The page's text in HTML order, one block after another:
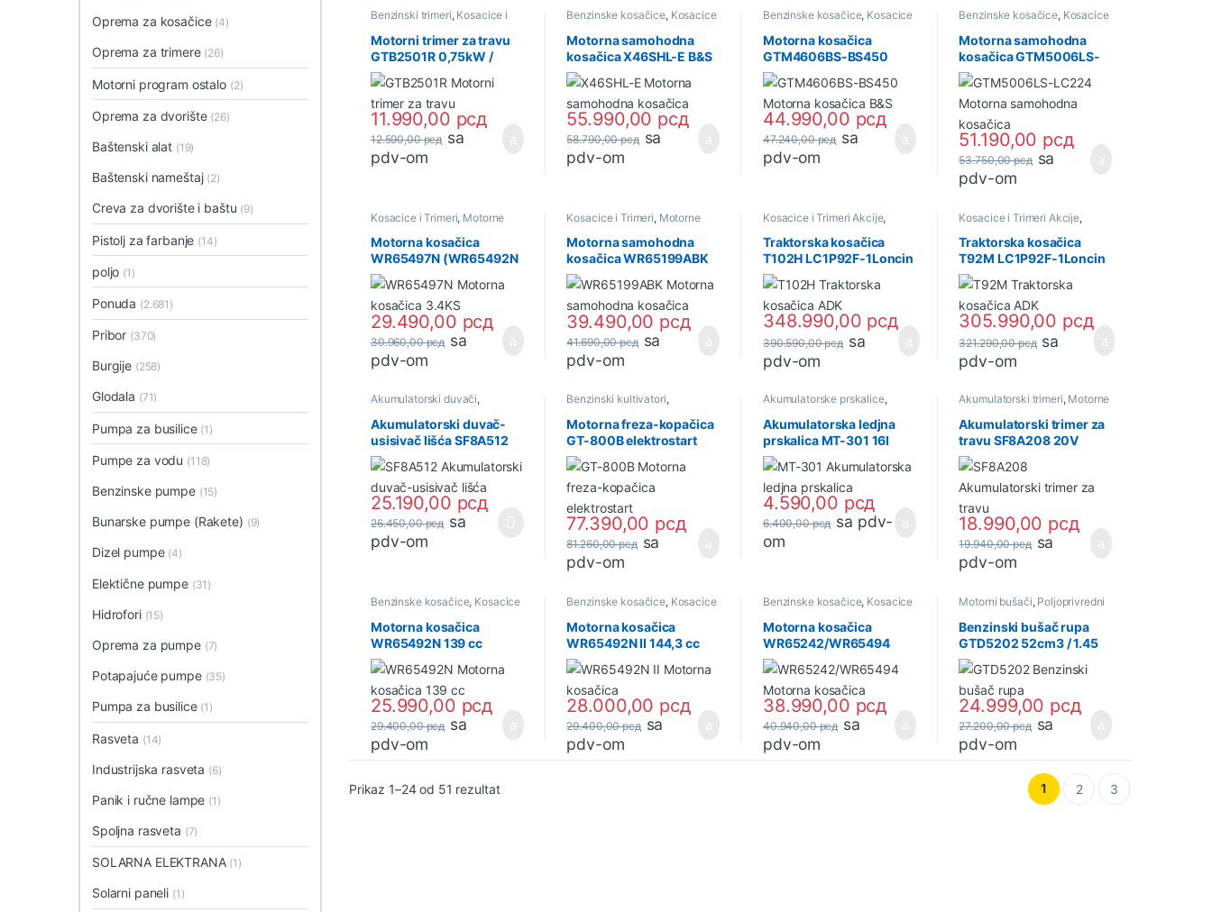
Benzinski trimeri, Kosacice i
Motorni trimer za travu
GTB2501R 0,75kW /
1,2KS (32827) ADK
11.990,00 рсд
12.590,00рсд sa
pdv-om
Benzinske kosačice, Kosacice
Motorna samohodna
kosačica X46SHL-E B&S
2,6KS (33610) ADK
55.990,00 рсд
58.790,00рсд sa
pdv-om
Benzinske kosačice, Kosacice
Motorna kosačica
GTM4606BS-BS450
Briggs&Stratton 2,3KS
(33609) ADK
44.990,00 рсд
47.240,00рсд sa
pdv-om
Benzinske kosačice, Kosacice
Motorna samohodna
kosačica GTM5006LS-
LC224 6.1KS (33612)
ADK
51.190,00 рсд
53.750,00рсд sa
pdv-om
Kosacice i Trimeri, Motorne
Motorna kosačica
WR65497N (WR65492N
II) 3,4KS (30911) ADK
29.490,00 рсд
30.960,00рсд sa
pdv-om
Kosacice i Trimeri, Motorne
Motorna samohodna
kosačica WR65199ABK
3.4KS (29884) ADK
39.490,00 рсд
41.690,00рсд sa
pdv-om
Kosacice i Trimeri Akcije,
Traktorska kosačica
T102H LC1P92F-1Loncin
12,5KS (33615) ADK
348.990,00 рсд
390.590,00рсд sa
pdv-om
Kosacice i Trimeri Akcije,
Traktorska kosačica
T92M LC1P92F-1Loncin
12,5 KS (33614) ADK
305.990,00 рсд
321.290,00рсд sa
pdv-om
Akumulatorski duvači,
Akumulatorski duvač-
usisivač lišća SF8A512
40V (32847) ADK
25.190,00 рсд
26.450,00рсд sa
pdv-om
Benzinski kultivatori,
Poljoprivredni alati i oprema
Motorna freza-kopačica
GT-800B elektrostart
212cm3 (32826) ADK
77.390,00 рсд
81.260,00рсд sa
pdv-om
Akumulatorske prskalice,
Akumulatorski alat
Akumulatorska ledjna
prskalica MT-301 16l
(33449) ADK
4.590,00 рсд
6.400,00рсд sa pdv-
om
Akumulatorski trimeri, Motorne
Akumulatorski trimer za
travu SF8A208 20V
(32844) ADK
18.990,00 рсд
19.940,00рсд sa
pdv-om
Benzinske kosačice, Kosacice
Motorna kosačica
WR65492N 139 cc
(29885) ADK
25.990,00 рсд
29.400,00рсд sa
pdv-om
Benzinske kosačice, Kosacice
Motorna kosačica
WR65492N II 144,3 cc
(30991) ADK
28.000,00 рсд
29.400,00рсд sa
pdv-om
Benzinske kosačice, Kosacice
Motorna kosačica
WR65242/WR65494
B&S450 (29880) ADK
38.990,00 рсд
40.940,00рсд sa
pdv-om
Motorni bušači, Poljoprivredni
Benzinski bušač rupa
GTD5202 52cm3 / 1.45
kW (32833) ADK
24.999,00 рсд
27.200,00рсд sa
pdv-om
Prikaz 1–24 od 51 rezultatSortirano po najnovijem 1 2 3
Oprema za kosačice (4)
Oprema za trimere (26)
Motorni program ostalo (2)
Oprema za dvorište (26)
Baštenski alat (19)
Baštenski nameštaj (2)
Creva za dvorište i baštu (9)
Pistolj za farbanje (14)
poljo (1)
Ponuda (2.681)
Pribor (370)
Burgije (258)
Glodala (71)
Pumpa za busilice (1)
Pumpe za vodu (118)
Benzinske pumpe (15)
Bunarske pumpe (Rakete) (9)
Dizel pumpe (4)
Elektične pumpe (31)
Hidrofori (15)
Oprema za pumpe (7)
Potapajuće pumpe (35)
Pumpa za busilice (1)
Rasveta (14)
Industrijska rasveta (6)
Panik i ručne lampe (1)
Spoljna rasveta (7)
SOLARNA ELEKTRANA (1)
Solarni paneli (1)